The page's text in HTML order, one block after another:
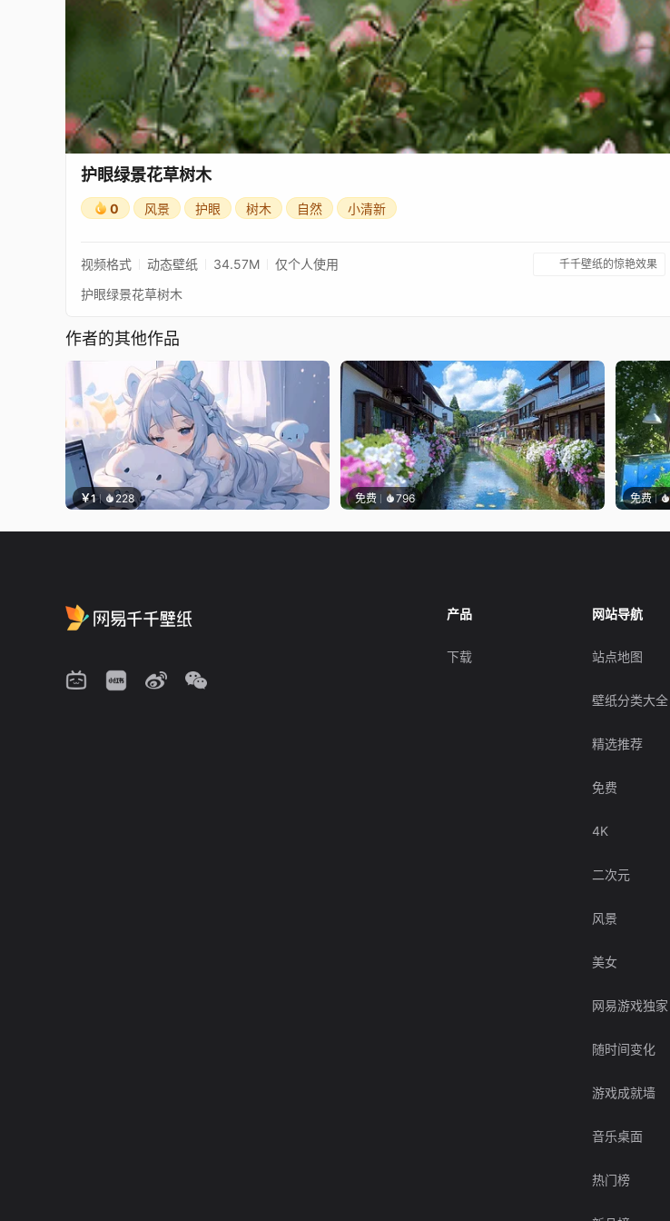
护眼绿景花草树木
0 风景 护眼 树木 自然 小清新
视频格式 动态壁纸 34.57M 仅个人使用 千千壁纸的惊艳效果
护眼绿景花草树木
作者的其他作品
￥1 228 免费 796 免费
产品
下载
网站导航
站点地图
壁纸分类大全
精选推荐
免费
4K
二次元
风景
美女
网易游戏独家
随时间变化
游戏成就墙
音乐桌面
热门榜